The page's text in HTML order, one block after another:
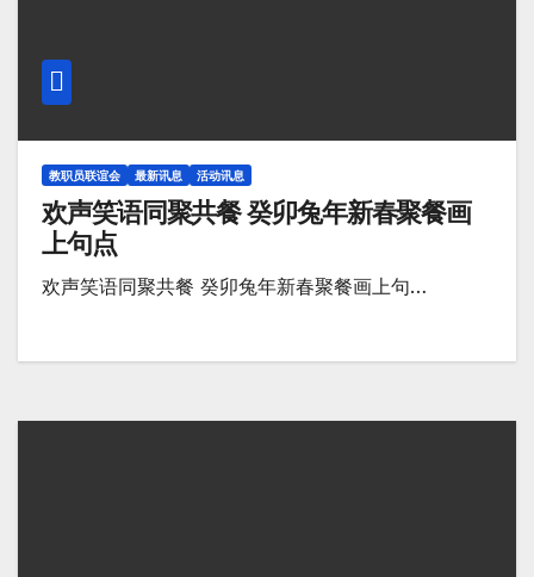
教职员联谊会 最新讯息 活动讯息
欢声笑语同聚共餐 癸卯兔年新春聚餐画
上句点
欢声笑语同聚共餐 癸卯兔年新春聚餐画上句…